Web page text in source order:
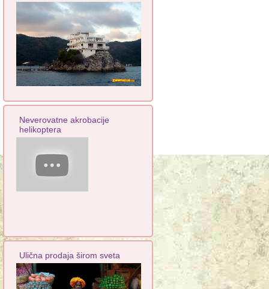
Neverovatne akrobacije
helikoptera
Ulična prodaja širom sveta